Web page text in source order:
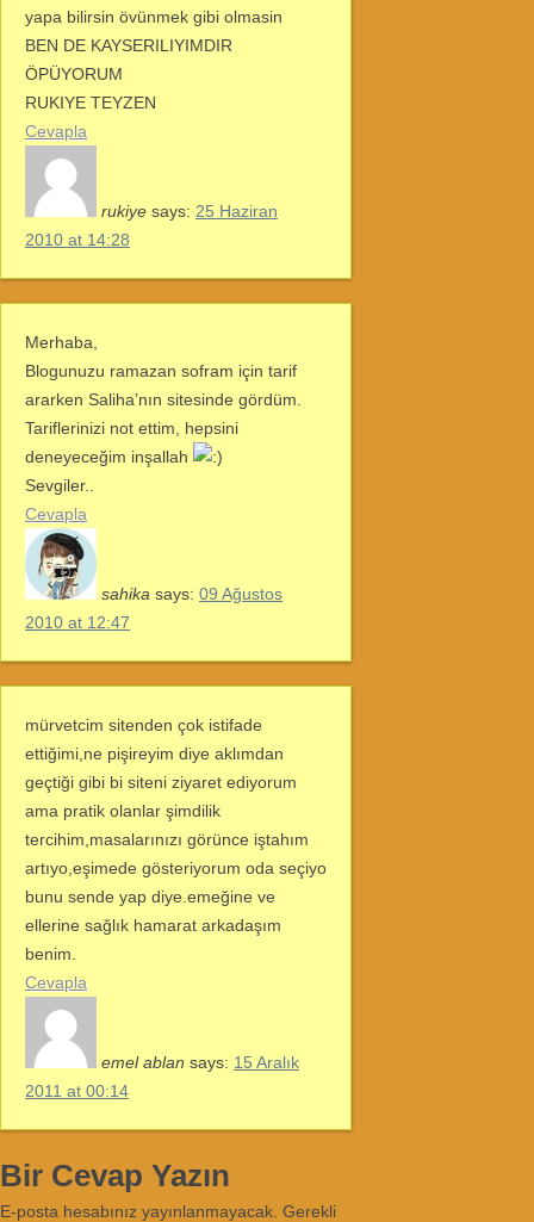
yapa bilirsin övünmek gibi olmasin
BEN DE KAYSERILIYIMDIR
ÖPÜYORUM
RUKIYE TEYZEN
Cevapla
rukiye says: 25 Haziran
2010 at 14:28
Merhaba,
Blogunuzu ramazan sofram için tarif
ararken Saliha’nın sitesinde gördüm.
Tariflerinizi not ettim, hepsini
deneyeceğim inşallah
Sevgiler..
Cevapla
sahika says: 09 Ağustos
2010 at 12:47
mürvetcim sitenden çok istifade
ettiğimi,ne pişireyim diye aklımdan
geçtiği gibi bi siteni ziyaret ediyorum
ama pratik olanlar şimdilik
tercihim,masalarınızı görünce iştahım
artıyo,eşimede gösteriyorum oda seçiyo
bunu sende yap diye.emeğine ve
ellerine sağlık hamarat arkadaşım
benim.
Cevapla
emel ablan says: 15 Aralık
2011 at 00:14
Bir Cevap Yazın
E-posta hesabınız yayınlanmayacak. Gerekli